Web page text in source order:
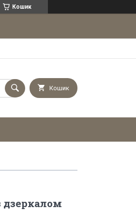
Кошик
Кошик
дзеркалом